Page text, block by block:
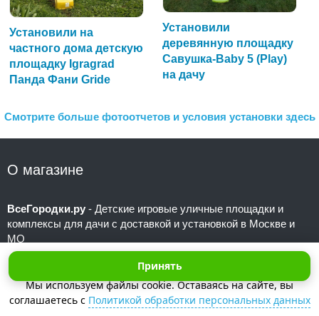
Установили на
частного дома детскую
площадку Igragrad
Панда Фани Gride
Установили
деревянную площадку
Савушка-Baby 5 (Play)
на дачу
Смотрите больше фотоотчетов и условия установки здесь
О магазине
ВсеГородки.ру - Детские игровые уличные площадки и
комплексы для дачи с доставкой и установкой в Москве и
МО
Мы осуществляем монтаж игрового оборудования под ключ
для детских садов и частных дворовых территорий уже
более 10 лет
Телефоны:+7 (495) 101-31-23
Мы используем файлы cookie. Оставаясь на сайте, вы
соглашаетесь с Политикой обработки персональных данных
Принять